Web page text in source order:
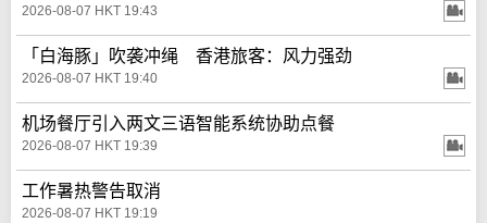
2026-08-07 HKT 19:43
「白海豚」吹袭冲绳 香港旅客：风力强劲
2026-08-07 HKT 19:40
机场餐厅引入两文三语智能系统协助点餐
2026-08-07 HKT 19:39
工作暑热警告取消
2026-08-07 HKT 19:19